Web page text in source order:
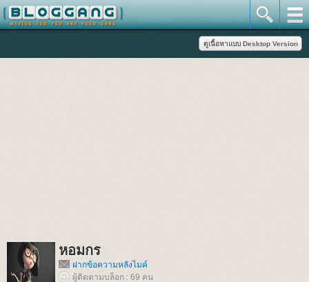
หอมกร
ฝากข้อความหลังไมค์
ผู้ติดตามบล็อก : 69 คน